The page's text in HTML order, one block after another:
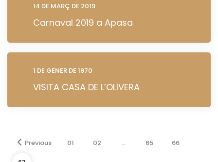
14 DE MARÇ DE 2019
Carnaval 2019 a Apasa
1 DE GENER DE 1970
VISITA CASA DE L’OLIVERA
Previous 01 02 … 65 66